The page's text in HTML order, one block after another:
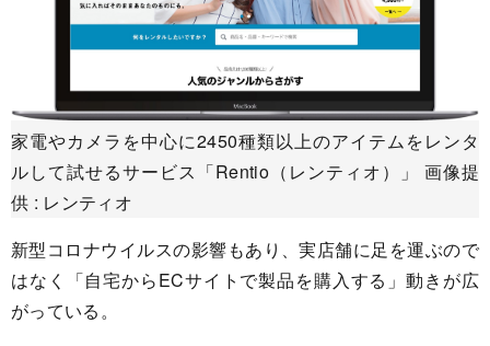
家電やカメラを中心に2450種類以上のアイテムをレンタ
ルして試せるサービス「Rentio（レンティオ）」 画像提
供 : レンティオ
新型コロナウイルスの影響もあり、実店舗に足を運ぶので
はなく「自宅からECサイトで製品を購入する」動きが広
がっている。